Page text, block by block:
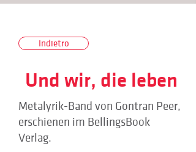
Indietro
Und wir, die leben
Metalyrik-Band von Gontran Peer,
erschienen im BellingsBook
Verlag.